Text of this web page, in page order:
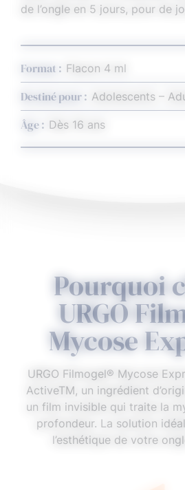
de l’ongle en 5 jours, pour de
Format : Flacon 4 ml
Destiné pour : Adolescents –
Âge : Dès 16 ans
(09/
Pourquoi
URGO
Mycose
URGO Filmogel® Mycose
ActiveTM, un ingrédient
un film invisible qui traite la
profondeur. La solution
l’esthétique de votre